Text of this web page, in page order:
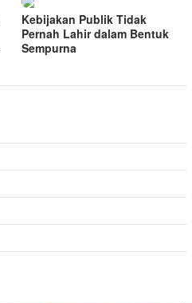
Kebijakan Publik Tidak
Pernah Lahir dalam Bentuk
Sempurna